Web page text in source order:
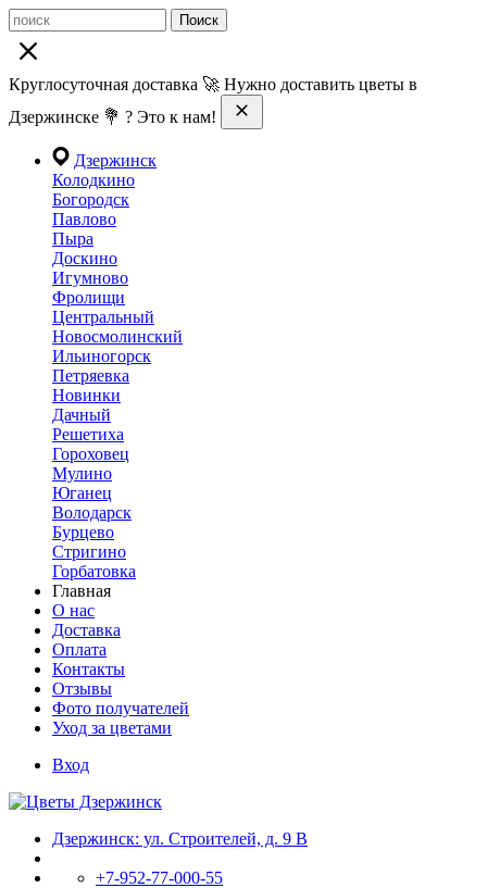
Поиск
Круглосуточная доставка 🚀 Нужно доставить цветы в
Дзержинске 💐 ? Это к нам!
Дзержинск
Колодкино
Богородск
Павлово
Пыра
Доскино
Игумново
Фролищи
Центральный
Новосмолинский
Ильиногорск
Петряевка
Новинки
Дачный
Решетиха
Гороховец
Мулино
Юганец
Володарск
Бурцево
Стригино
Горбатовка
Главная
О нас
Доставка
Оплата
Контакты
Отзывы
Фото получателей
Уход за цветами
Вход
Дзержинск: ул. Строителей, д. 9 В
+7-952-77-000-55